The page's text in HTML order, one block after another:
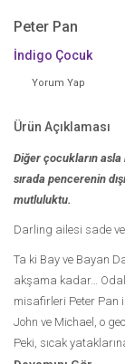
Peter Pan
İndigo Çocuk
Yorum Yap
Ürün Açıklaması
Diğer çocukların asla
sırada pencerenin
mutluluktu.
Darling ailesi sade
Ta ki Bay ve Bayan
akşama kadar…
misafirleri Peter Pan
John ve Michael, o
Peki, sıcak